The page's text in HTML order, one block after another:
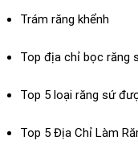
Trám răng khểnh
Top địa chỉ bọc răng
Top 5 loại răng sứ
Top 5 Địa Chỉ Làm